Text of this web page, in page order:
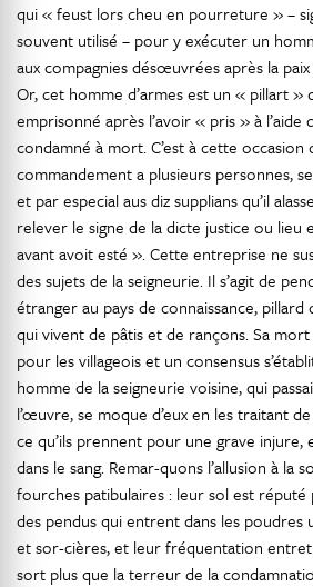
qui « feust lors cheu en pourreture » –
souvent utilisé – pour y exécuter un
aux compagnies désœuvrées après la
Or, cet homme d’armes est un « pillart »
emprisonné après l’avoir « pris » à l’aide
condamné à mort. C’est à cette
commandement a plusieurs personnes,
et par especial aus diz supplians qu’il
relever le signe de la dicte justice ou lieu
avant avoit esté ». Cette entreprise ne
des sujets de la seigneurie. Il s’agit de
étranger au pays de connaissance, pillard
qui vivent de pâtis et de rançons. Sa
pour les villageois et un consensus
homme de la seigneurie voisine, qui
l’œuvre, se moque d’eux en les traitant
ce qu’ils prennent pour une grave injure,
dans le sang. Remar-quons l’allusion à la
fourches patibulaires : leur sol est
des pendus qui entrent dans les poudres
et sor-cières, et leur fréquentation
sort plus que la terreur de la